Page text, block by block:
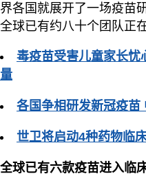
界各国就展开了一场疫苗
全球已有约八十个团队正
毒疫苗受害儿童家长忧
量
各国争相研发新冠疫苗
世卫将启动4种药物临
全球已有六款疫苗进入临